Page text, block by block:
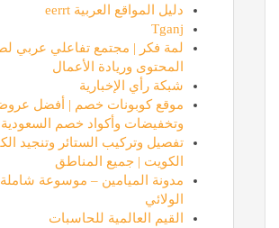
دليل المواقع العربية eerrt
Tganj
لمة فكر | مجتمع تفاعلي عربي
المحتوى وريادة الأعمال
شبكة رأي الإخبارية
موقع كوبونات خصم | أفضل
وتخفيضات وأكواد خصم السعودية
تفصيل وتركيب الستائر وتنجيد
الكويت | جميع المناطق
مدونة الميامين – موسوعة
الولائي
القيم العالمية للحاسبات